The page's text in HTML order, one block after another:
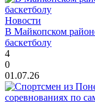
Новости
В Майкопском
баскетболу
4
0
01.07.26